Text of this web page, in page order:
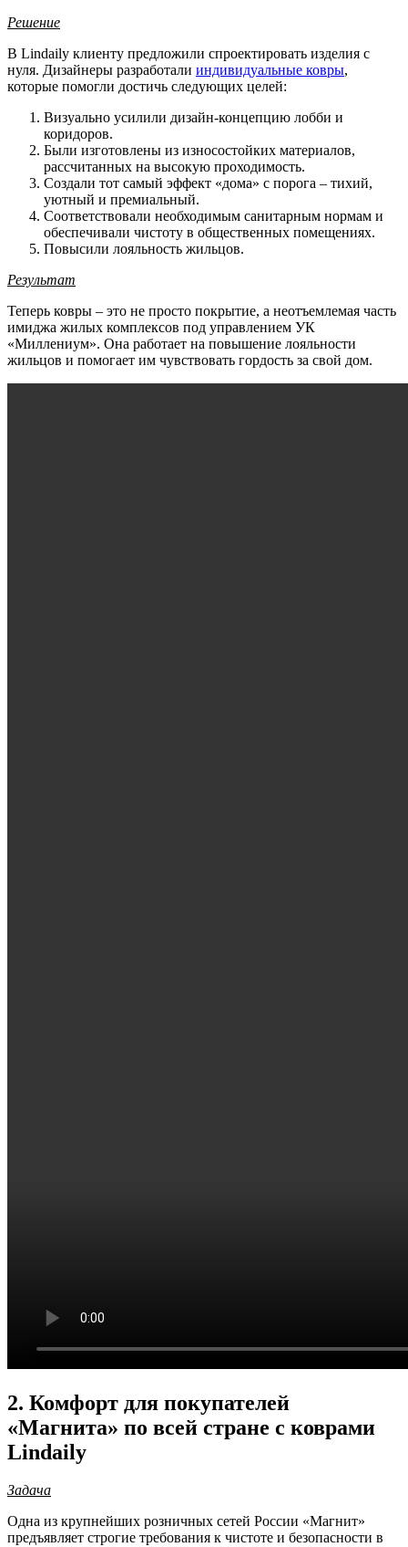
Решение
В Lindaily клиенту предложили спроектировать изделия с
нуля. Дизайнеры разработали индивидуальные ковры,
которые помогли достичь следующих целей:
Визуально усилили дизайн-концепцию лобби и
коридоров.
Были изготовлены из износостойких материалов,
рассчитанных на высокую проходимость.
Создали тот самый эффект «дома» с порога – тихий,
уютный и премиальный.
Соответствовали необходимым санитарным нормам и
обеспечивали чистоту в общественных помещениях.
Повысили лояльность жильцов.
Результат
Теперь ковры – это не просто покрытие, а неотъемлемая часть
имиджа жилых комплексов под управлением УК
«Миллениум». Она работает на повышение лояльности
жильцов и помогает им чувствовать гордость за свой дом.
2. Комфорт для покупателей
«Магнита» по всей стране с коврами
Lindaily
Задача
Одна из крупнейших розничных сетей России «Магнит»
предъявляет строгие требования к чистоте и безопасности в